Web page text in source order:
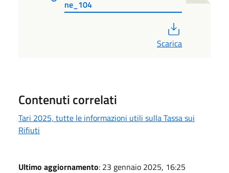
ne_104
Scarica
Contenuti correlati
Tari 2025, tutte le informazioni utili sulla Tassa sui
Rifiuti
Ultimo aggiornamento: 23 gennaio 2025, 16:25